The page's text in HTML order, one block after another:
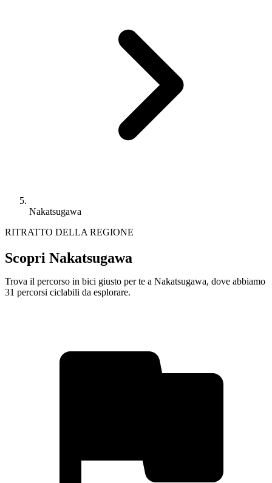
Nakatsugawa
RITRATTO DELLA REGIONE
Scopri Nakatsugawa
Trova il percorso in bici giusto per te a Nakatsugawa, dove abbiamo
31 percorsi ciclabili da esplorare.